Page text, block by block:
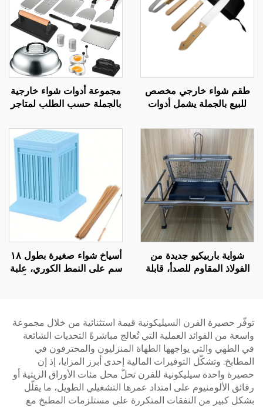
طقم شواء خارجي مخصص
للبيع بالجملة يشمل أدوات
المنزلي، مثل الملقاط وسكين
المطبخ ذات المقبض الخشبي
والملعقة المسطحة والشوكة
مجموعة أدوات شواء خارجية
بالجملة حسب الطلب لمتاجر
فولاذية مقاومة للصدأ لطهي
التيبانياكي
شواية باربيكيو جديدة من
الفولاذ المقاوم للصدأ، قابلة
وتشمل رف شوي دواراً
منزلياً
أسياخ شواء صغيرة بطول ١٨
سم على النمط الكوري، علبة
توفّر حصيرة الفرن السيليكونية قيمة استثنائية من خلال مجموعة
واسعة من الفوائد العملية التي تُعالج مباشرةً التحديات الشائعة
في الطهي والتي يواجهها الطهاة المنزليون والمحترفون في
المطابخ. وتشكّل التوفيرات المالية إحدى أبرز المزايا، إذ إن
حصيرة واحدة سيليكونية للفرن تحلّ محل مئات الأوراق الزيتية أو
رقائق الألومنيوم على امتداد عمرها التشغيلي الطويل، ما يقلّل
بشكل كبير من النفقات المتكررة على مستلزمات المطبخ مع